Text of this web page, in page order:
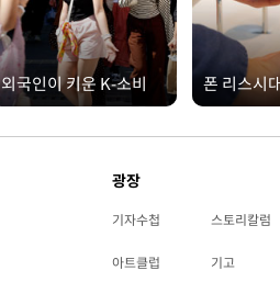
외국인이 키운 K-소비 폰 리스시
광장
기자수첩 스토리칼럼
아트클럽 기고